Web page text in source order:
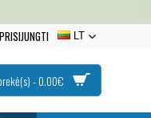
PRISIJUNGTI LT
- 0.00€